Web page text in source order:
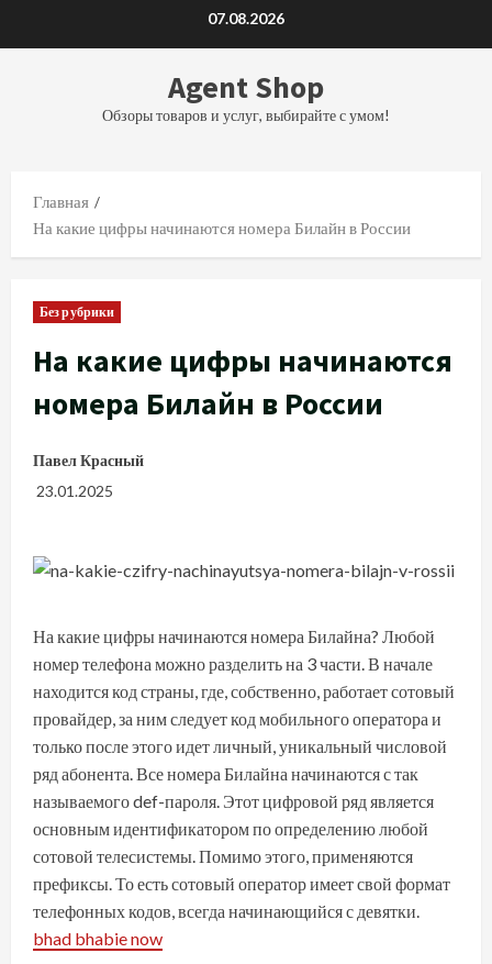
07.08.2026
Agent Shop
Обзоры товаров и услуг, выбирайте с умом!
Главная
На какие цифры начинаются номера Билайн в России
Без рубрики
На какие цифры начинаются
номера Билайн в России
Павел Красный
23.01.2025
На какие цифры начинаются номера Билайна? Любой
номер телефона можно разделить на 3 части. В начале
находится код страны, где, собственно, работает сотовый
провайдер, за ним следует код мобильного оператора и
только после этого идет личный, уникальный числовой
ряд абонента. Все номера Билайна начинаются с так
называемого def-пароля. Этот цифровой ряд является
основным идентификатором по определению любой
сотовой телесистемы. Помимо этого, применяются
префиксы. То есть сотовый оператор имеет свой формат
телефонных кодов, всегда начинающийся с девятки.
bhad bhabie now